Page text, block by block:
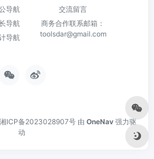
导航
导航
导航
交流留言
商务合作联系邮箱：
toolsdar@gmail.com
湘ICP备2023028907号 由 OneNav 强力驱
动